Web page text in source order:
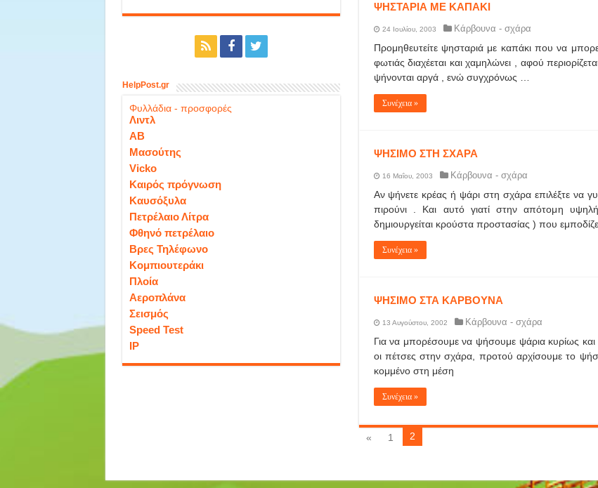
ΨΗΣΤΑΡΙΑ ΜΕ ΚΑΠΑΚΙ
24 Ιουλίου, 2003 Κάρβουνα - σχάρα
Προμηθευτείτε ψησταριά με καπάκι που να
φωτιάς διαχέεται και χαμηλώνει , αφού
ψήνονται αργά , ενώ συγχρόνως …
Συνέχεια »
ΨΗΣΙΜΟ ΣΤΗ ΣΧΑΡΑ
16 Μαΐου, 2003 Κάρβουνα - σχάρα
Αν ψήνετε κρέας ή ψάρι στη σχάρα επιλέξτε να
πιρούνι . Και αυτό γιατί στην απότομη υψηλή
δημιουργείται κρούστα προστασίας ) που
Συνέχεια »
ΨΗΣΙΜΟ ΣΤΑ ΚΑΡΒΟΥΝΑ
13 Αυγούστου, 2002 Κάρβουνα - σχάρα
Για να μπορέσουμε να ψήσουμε ψάρια κυρίως
οι πέτσες στην σχάρα, προτού αρχίσουμε το
κομμένο στη μέση
Συνέχεια »
« 1 2
HelpPost.gr
Φυλλάδια - προσφορές
Λιντλ
ΑΒ
Μασούτης
Vicko
Καιρός πρόγνωση
Καυσόξυλα
Πετρέλαιο Λίτρα
Φθηνό πετρέλαιο
Βρες Τηλέφωνο
Κομπιουτεράκι
Πλοία
Αεροπλάνα
Σεισμός
Speed Test
IP